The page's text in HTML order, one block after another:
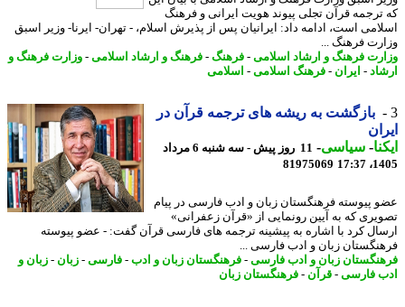
قرآن تجلی پیوند هویت ایرانی و فرهنگ
است، ادامه داد: ایرانیان پس از پذیرش اسلام، - تهران- ایرنا- وزیر اسبق
فرهنگ ...
فرهنگ و ارشاد اسلامی-فرهنگ -فرهنگ و ارشاد اسلامی-وزارت فرهنگ و
-ایران - فرهنگ اسلامی-اسلامی
بازگشت به ریشه های ترجمه قرآن در
-سیاسی-
11 روز پیش - سه شنبه 6 مرداد
81975069
پیوسته فرهنگستان زبان و ادب فارسی در پیام
که به آیین رونمایی از «قرآن زعفرانی»
کرد با اشاره به پیشینه ترجمه های فارسی قرآن گفت: - عضو پیوسته
زبان و ادب فارسی ...
زبان و ادب فارسی -فرهنگستان زبان و ادب -فارسی -زبان -زبان و
فارسی -قرآن- فرهنگستان زبان